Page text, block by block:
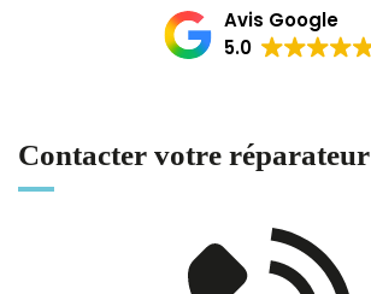
Avis Google
5.0
Contacter votre réparateur